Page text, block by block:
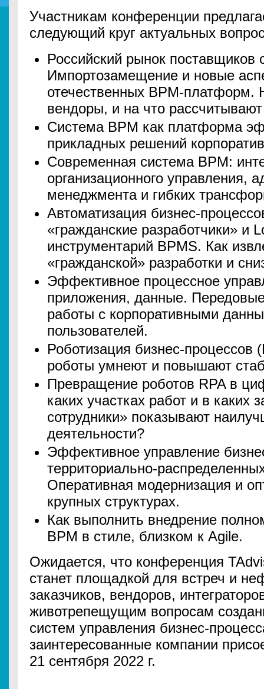
Участникам конференции
следующий круг актуальных
Российский рынок поставщиков
Импортозамещение и новые
отечественных BPM-платформ.
вендоры, и на что рассчитывают
Система BPM как платформа
прикладных решений
Современная система BPM:
организационного управления,
менеджмента и гибких
Автоматизация бизнес-
«гражданские разработчики» и
инструментарий BPMS. Как
«гражданской» разработки и
Эффективное процессное
приложения, данные.
работы с корпоративными
пользователей.
Роботизация бизнес-процессов
роботы умнеют и повышают
Превращение роботов RPA в
каких участках работ и в каких
сотрудники» показывают
деятельности?
Эффективное управление
территориально-
Оперативная модернизация и
крупных структурах.
Как выполнить внедрение
BPM в стиле, близком к Agile.
Ожидается, что конференция
станет площадкой для встреч и
заказчиков, вендоров,
животрепещущим вопросам
систем управления бизнес-
заинтересованные компании
21 сентября 2022 г.